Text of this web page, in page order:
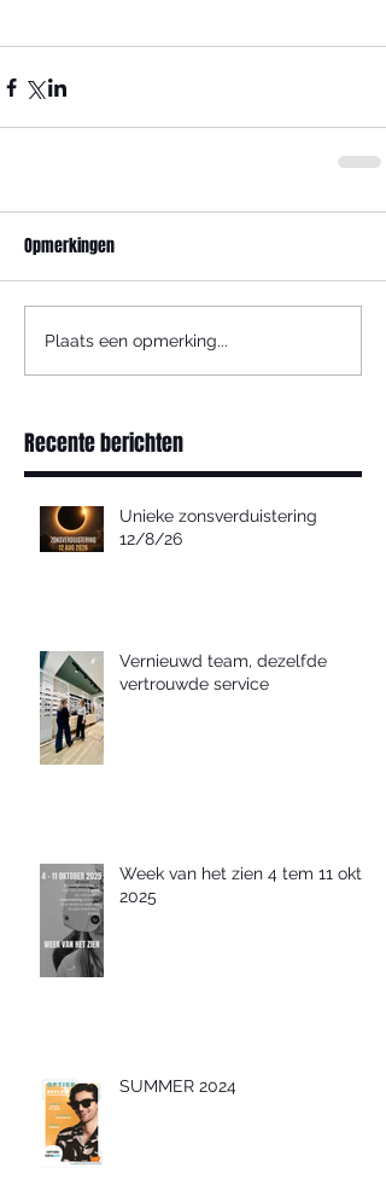
Opmerkingen
Plaats een opmerking...
Recente berichten
Unieke zonsverduistering
12/8/26
Vernieuwd team, dezelfde
vertrouwde service
Week van het zien 4 tem 11 okt
2025
SUMMER 2024